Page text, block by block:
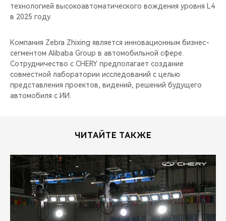
технологией высокоавтоматического вождения уровня L4
в 2025 году.
Компания Zebra Zhixing является инновационным бизнес-
сегментом Alibaba Group в автомобильной сфере.
Сотрудничество с CHERY предполагает создание
совместной лаборатории исследований с целью
представления проектов, видений, решений будущего
автомобиля с ИИ.
ЧИТАЙТЕ ТАКЖЕ